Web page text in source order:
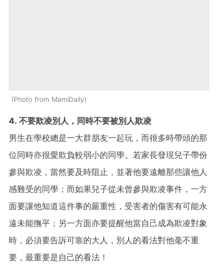
Photo from MamiDaily
4. 不要欺凌別人，同時不要被別人欺凌
男生在學校總是一大群朋友一起玩，而很多時帶頭的那
位同時亦很愛欺負較弱小的同學。若家長發現兒子帶份
參與欺凌，當然要及時阻止，並著他要遠離那些讓他人
感難受的同學；而如果兒子從未曾參與欺凌事件，一方
面要讓他知道這件事的嚴重性，受害者的傷害有可能永
遠未能撫平；另一方面亦要提醒他當自己成為欺凌對象
時，必須要告訴可靠的大人，別人的看法對他毫不重
要，最重要是自己的看法！